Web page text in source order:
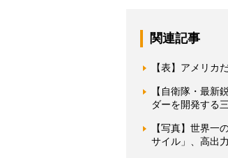
関連記事
【表】アメリ
【自衛隊・最新
ダーを開発する
【写真】世界一
サイル」、高出